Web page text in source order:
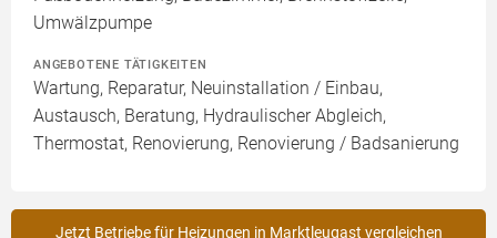
Umwälzpumpe
ANGEBOTENE TÄTIGKEITEN
Wartung, Reparatur, Neuinstallation / Einbau,
Austausch, Beratung, Hydraulischer Abgleich,
Thermostat, Renovierung, Renovierung / Badsanierung
Jetzt Betriebe für Heizungen in Marktleugast vergleichen